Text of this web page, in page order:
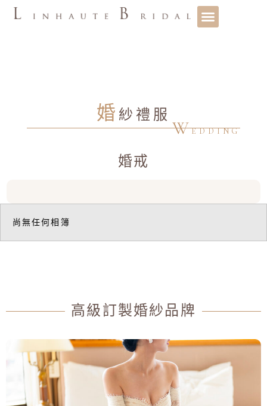
婚 紗禮服
WEDDING
婚戒
尚無任何相簿
高級訂製婚紗品牌